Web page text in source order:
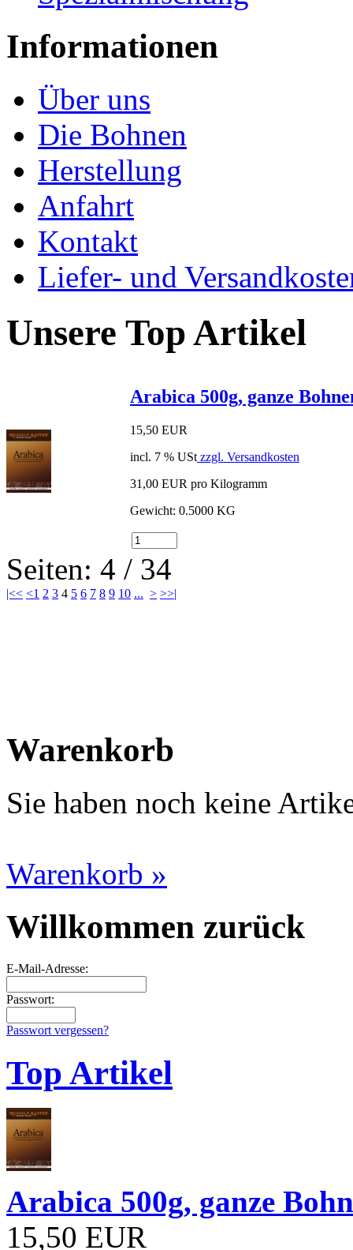
Informationen
Über uns
Die Bohnen
Herstellung
Anfahrt
Kontakt
Liefer- und
Unsere Top Artikel
Arabica 500g, ganze
15,50 EUR
incl. 7 % USt zzgl. Versandkosten
31,00 EUR pro Kilogramm
Gewicht: 0.5000 KG
Seiten: 4 / 34
|<< <1 2 3 4 5 6 7 8 9 10 ... > >>|
Warenkorb
Sie haben noch keine
Warenkorb »
Willkommen zurück
E-Mail-Adresse:
Passwort:
Passwort vergessen?
Top Artikel
Arabica 500g, ganze
15,50 EUR